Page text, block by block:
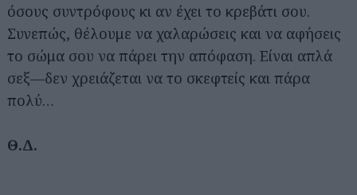
όσους συντρόφους κι αν έχει το κρεβάτι σου.
Συνεπώς, θέλουμε να χαλαρώσεις και να αφήσεις
το σώμα σου να πάρει την απόφαση. Είναι απλά
σεξ—δεν χρειάζεται να το σκεφτείς και πάρα
πολύ…
Θ.Δ.